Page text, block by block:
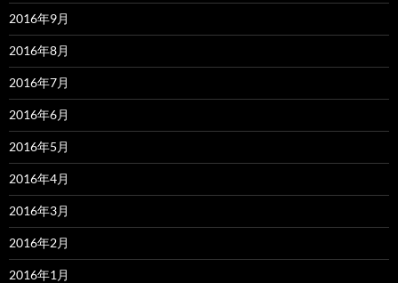
2016年9月
2016年8月
2016年7月
2016年6月
2016年5月
2016年4月
2016年3月
2016年2月
2016年1月